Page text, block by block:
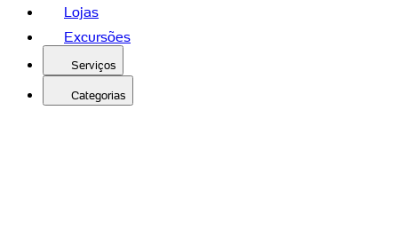
Lojas
Excursões
Serviços
Categorias